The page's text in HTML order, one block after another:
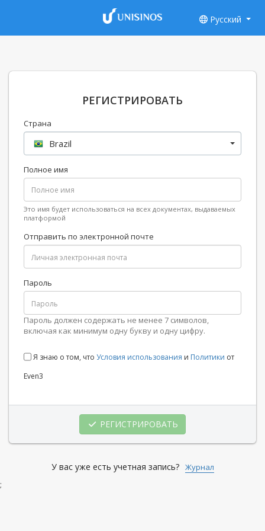
Русский
РЕГИСТРИРОВАТЬ
Страна
Brazil
Полное имя
Это имя будет использоваться на всех документах, выдаваемых
платформой
Отправить по электронной почте
Пароль
Пароль должен содержать не менее 7 символов,
включая как минимум одну букву и одну цифру.
Я знаю о том, что Условия использования и Политики от
Even3
РЕГИСТРИРОВАТЬ
У вас уже есть учетная запись? Журнал
;